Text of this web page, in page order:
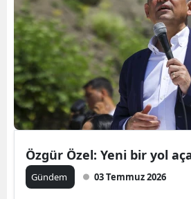
Özgür Özel: Yeni bir yol
Gündem 03 Temmuz 2026